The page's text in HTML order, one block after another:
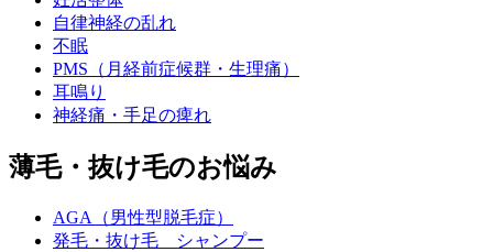
自律神経の乱れ
不眠
PMS（月経前症候群・生理痛）
耳鳴り
神経痛・手足の痺れ
薄毛・抜け毛のお悩み
AGA（男性型脱毛症）
発毛・抜け毛 シャンプー